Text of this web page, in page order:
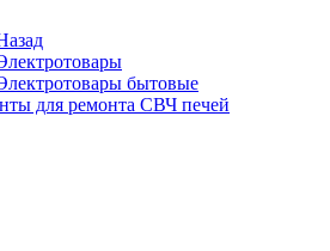
бытовые
для ремонта СВЧ печей